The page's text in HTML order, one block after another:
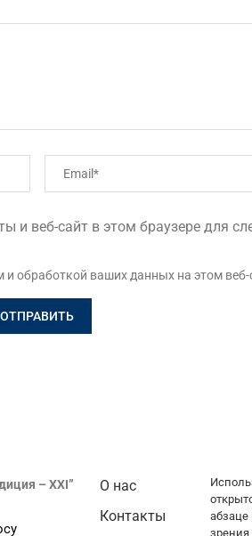
и веб-сайт в этом браузере для
обработкой ваших данных на этом веб-
– XXI”
О нас
Контакты
абзаце
зрения